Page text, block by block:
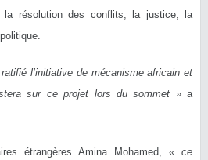
la résolution des conflits, la justice, la
l’initiative de mécanisme africain et
sur ce projet lors du sommet »a
étrangères Amina Mohamed, « ce